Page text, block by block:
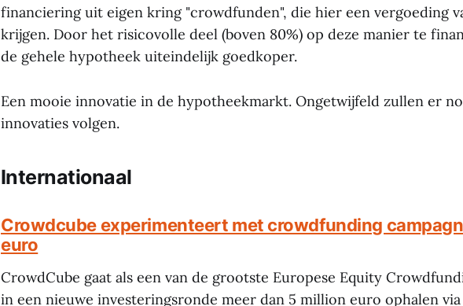
financiering uit eigen kring "crowdfunden", die hier een vergoeding
krijgen. Door het risicovolle deel (boven 80%) op deze manier te
de gehele hypotheek uiteindelijk goedkoper.
Een mooie innovatie in de hypotheekmarkt. Ongetwijfeld zullen er
innovaties volgen.
Internationaal
Crowdcube experimenteert met crowdfunding
euro
CrowdCube gaat als een van de grootste Europese Equity
in een nieuwe investeringsronde meer dan 5 million euro ophalen